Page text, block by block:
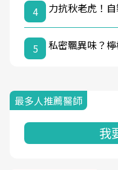
4 力抗秋老虎！
5 私密飄異味？
最多人推薦醫師
我